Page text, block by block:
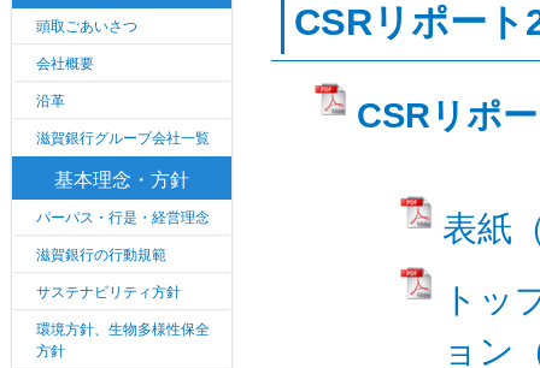
頭取ごあいさつ
会社概要
沿革
滋賀銀行グループ会社一覧
基本理念・方針
パーパス・行是・経営理念
滋賀銀行の行動規範
サステナビリティ方針
環境方針、生物多様性保全
方針
CSRリポート
CSRリポ
表紙
トッ
ョン